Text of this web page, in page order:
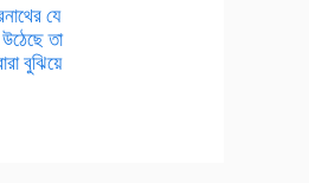
যে
তা
বুঝিয়ে